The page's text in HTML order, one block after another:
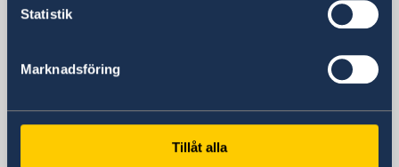
Statistik
Marknadsföring
Tillåt alla
Sverige i Tjeckien
Sveriges ambassad